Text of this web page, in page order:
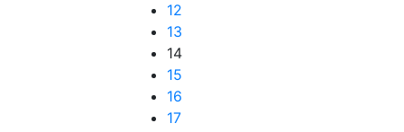
12
13
14
15
16
17